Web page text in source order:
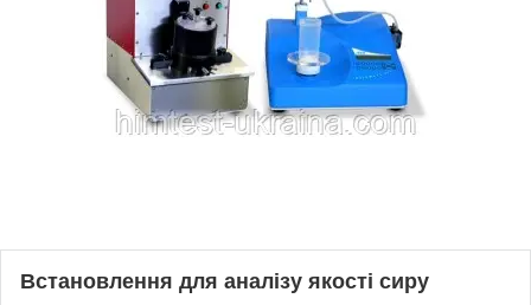
Встановлення для аналізу якості сиру